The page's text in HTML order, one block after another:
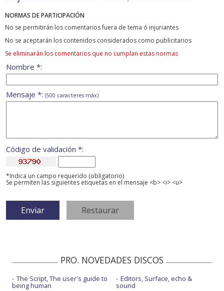
NORMAS DE PARTICIPACIÓN
No se permitirán los comentarios fuera de tema ó injuriantes
No se aceptarán los contenidos considerados como publicitarios
Se eliminarán los comentarios que no cumplan estas normas
Nombre *:
Mensaje *: (500 caracteres máx)
Código de validación *:
*Indica un campo requerido (obligatorio)
Se permiten las siguientes etiquetas en el mensaje <b> <i> <u>
PRO. NOVEDADES DISCOS
The Script, The user's guide to
being human
Editors, Surface, echo &
sound